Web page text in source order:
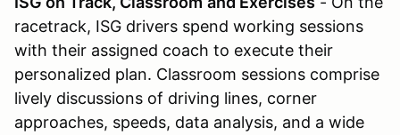
racetrack, ISG drivers spend working sessions
with their assigned coach to execute their
personalized plan. Classroom sessions comprise
lively discussions of driving lines, corner
approaches, speeds, data analysis, and a wide